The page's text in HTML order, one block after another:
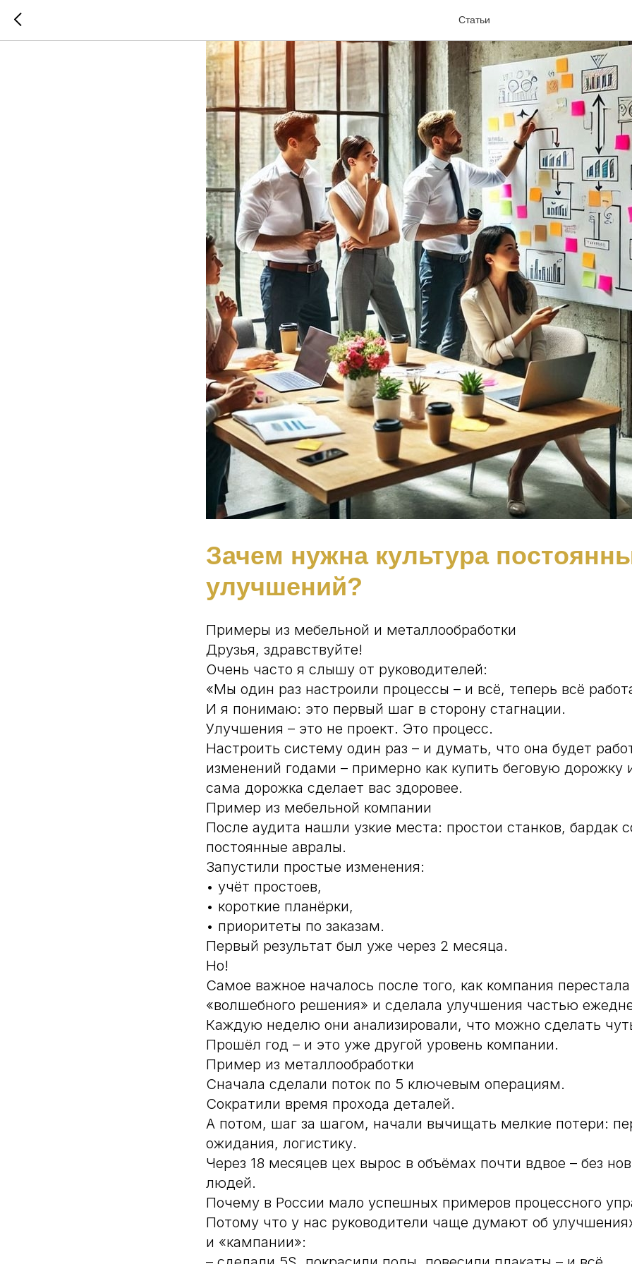
Статьи
Зачем нужна культура
улучшений?
Примеры из мебельной и металлообработки
Друзья, здравствуйте!
Очень часто я слышу от руководителей:
«Мы один раз настроили процессы – и всё, теперь всё
И я понимаю: это первый шаг в сторону стагнации.
Улучшения – это не проект. Это процесс.
Настроить систему один раз – и думать, что она будет
изменений годами – примерно как купить беговую дорожку
сама дорожка сделает вас здоровее.
Пример из мебельной компании
После аудита нашли узкие места: простои станков, бардак
постоянные авралы.
Запустили простые изменения:
• учёт простоев,
• короткие планёрки,
• приоритеты по заказам.
Первый результат был уже через 2 месяца.
Но!
Самое важное началось после того, как компания
«волшебного решения» и сделала улучшения частью
Каждую неделю они анализировали, что можно сделать
Прошёл год – и это уже другой уровень компании.
Пример из металлообработки
Сначала сделали поток по 5 ключевым операциям.
Сократили время прохода деталей.
А потом, шаг за шагом, начали вычищать мелкие потери:
ожидания, логистику.
Через 18 месяцев цех вырос в объёмах почти вдвое – без
людей.
Почему в России мало успешных примеров процессного
Потому что у нас руководители чаще думают об
и «кампании»: